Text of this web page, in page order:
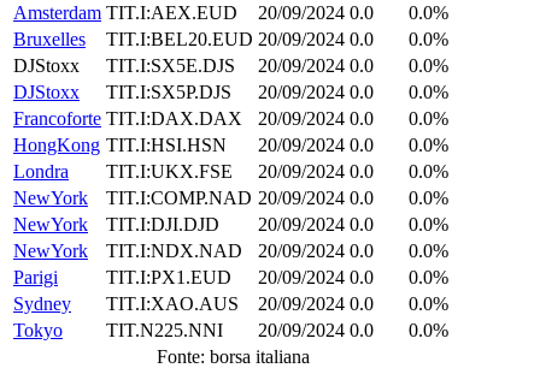
Amsterdam TIT.I:AEX.EUD 20/09/2024 0.0
0.0%
Bruxelles
TIT.I:BEL20.EUD 20/09/2024 0.0
0.0%
DJStoxx
TIT.I:SX5E.DJS 20/09/2024 0.0
0.0%
DJStoxx
TIT.I:SX5P.DJS 20/09/2024 0.0
0.0%
Francoforte TIT.I:DAX.DAX 20/09/2024 0.0
0.0%
HongKong TIT.I:HSI.HSN 20/09/2024 0.0
0.0%
Londra
TIT.I:UKX.FSE 20/09/2024 0.0
0.0%
NewYork
TIT.I:COMP.NAD 20/09/2024 0.0
0.0%
NewYork
TIT.I:DJI.DJD 20/09/2024 0.0
0.0%
NewYork
TIT.I:NDX.NAD 20/09/2024 0.0
0.0%
Parigi
TIT.I:PX1.EUD 20/09/2024 0.0
0.0%
Sydney
TIT.I:XAO.AUS 20/09/2024 0.0
0.0%
Tokyo
TIT.N225.NNI 20/09/2024 0.0
0.0%
Fonte: borsa italiana